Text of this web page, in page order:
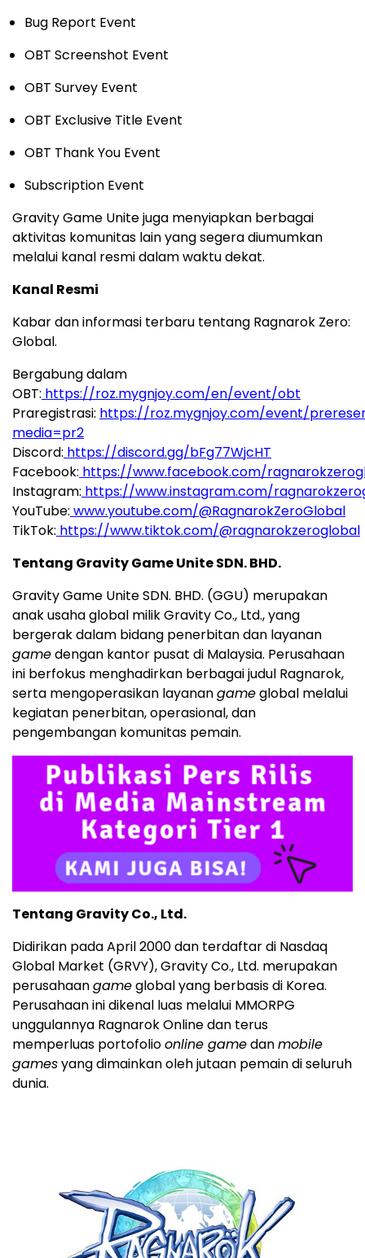
Bug Report Event
OBT Screenshot Event
OBT Survey Event
OBT Exclusive Title Event
OBT Thank You Event
Subscription Event
Gravity Game Unite juga menyiapkan berbagai
aktivitas komunitas lain yang segera diumumkan
melalui kanal resmi dalam waktu dekat.
Kanal Resmi
Kabar dan informasi terbaru tentang Ragnarok Zero:
Global.
Bergabung dalam
OBT: https://roz.mygnjoy.com/en/event/obt
Praregistrasi: https://roz.mygnjoy.com/event/
media=pr2
Discord: https://discord.gg/bFg77WjcHT
Facebook: https://www.facebook.com/
Instagram: https://www.instagram.com/
YouTube: www.youtube.com/@RagnarokZeroGlobal
TikTok: https://www.tiktok.com/@ragnarokzeroglobal
Tentang Gravity Game Unite SDN. BHD.
Gravity Game Unite SDN. BHD. (GGU) merupakan
anak usaha global milik Gravity Co., Ltd., yang
bergerak dalam bidang penerbitan dan layanan
gamedengan kantor pusat di Malaysia. Perusahaan
ini berfokus menghadirkan berbagai judul Ragnarok,
serta mengoperasikan layanangameglobal melalui
kegiatan penerbitan, operasional, dan
pengembangan komunitas pemain.
Tentang Gravity Co., Ltd.
Didirikan pada April 2000 dan terdaftar di Nasdaq
Global Market (GRVY), Gravity Co., Ltd. merupakan
perusahaangameglobal yang berbasis di Korea.
Perusahaan ini dikenal luas melalui MMORPG
unggulannya Ragnarok Online dan terus
memperluas portofolioonline gamedanmobile
gamesyang dimainkan oleh jutaan pemain di seluruh
dunia.